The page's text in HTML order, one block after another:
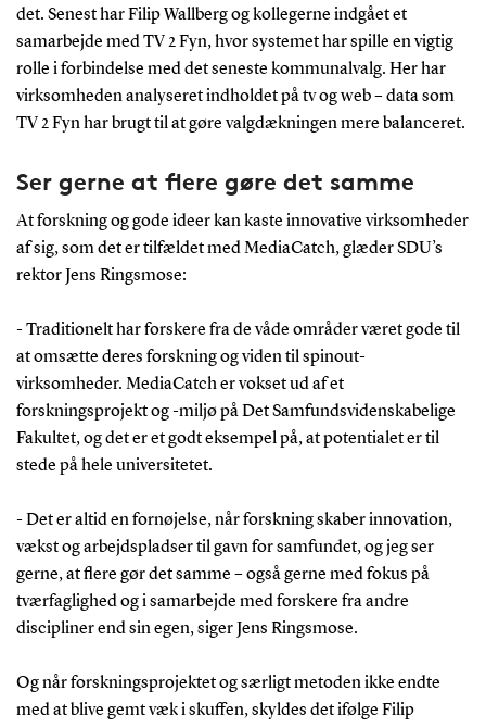
det. Senest har Filip Wallberg og kollegerne indgået et
samarbejde med TV 2 Fyn, hvor systemet har spille en vigtig
rolle i forbindelse med det seneste kommunalvalg. Her har
virksomheden analyseret indholdet på tv og web – data som
TV 2 Fyn har brugt til at gøre valgdækningen mere balanceret.
Ser gerne at flere gøre det samme
At forskning og gode ideer kan kaste innovative virksomheder
af sig, som det er tilfældet med MediaCatch, glæder SDU’s
rektor Jens Ringsmose:
- Traditionelt har forskere fra de våde områder været gode til
at omsætte deres forskning og viden til spinout-
virksomheder. MediaCatch er vokset ud af et
forskningsprojekt og -miljø på Det Samfundsvidenskabelige
Fakultet, og det er et godt eksempel på, at potentialet er til
stede på hele universitetet.
- Det er altid en fornøjelse, når forskning skaber innovation,
vækst og arbejdspladser til gavn for samfundet, og jeg ser
gerne, at flere gør det samme – også gerne med fokus på
tværfaglighed og i samarbejde med forskere fra andre
discipliner end sin egen, siger Jens Ringsmose.
Og når forskningsprojektet og særligt metoden ikke endte
med at blive gemt væk i skuffen, skyldes det ifølge Filip